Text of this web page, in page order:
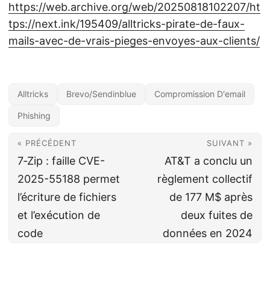
https://web.archive.org/web/20250818102207/ht
tps://next.ink/195409/alltricks-pirate-de-faux-
mails-avec-de-vrais-pieges-envoyes-aux-clients/
Alltricks Brevo/Sendinblue Compromission D'email
Phishing
« PRÉCÉDENT
7‑Zip : faille CVE-
2025-55188 permet
l’écriture de fichiers
et l’exécution de
code
SUIVANT »
AT&T a conclu un
règlement collectif
de 177 M$ après
deux fuites de
données en 2024